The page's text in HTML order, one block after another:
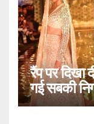
रैंप पर दिखा
गई सबकी